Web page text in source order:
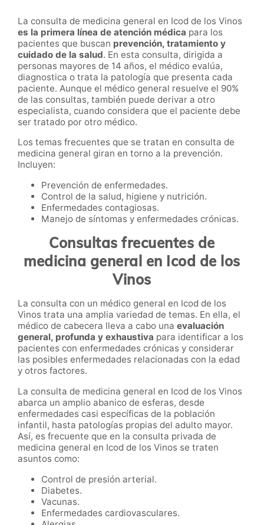
La consulta de medicina general en Icod de los Vinos
es la primera línea de atención médica para los
pacientes que buscan prevención, tratamiento y
cuidado de la salud. En esta consulta, dirigida a
personas mayores de 14 años, el médico evalúa,
diagnostica o trata la patología que presenta cada
paciente. Aunque el médico general resuelve el 90%
de las consultas, también puede derivar a otro
especialista, cuando considera que el paciente debe
ser tratado por otro médico.
Los temas frecuentes que se tratan en consulta de
medicina general giran en torno a la prevención.
Incluyen:
Prevención de enfermedades.
Control de la salud, higiene y nutrición.
Enfermedades contagiosas.
Manejo de síntomas y enfermedades crónicas.
Consultas frecuentes de
medicina general en Icod de los
Vinos
La consulta con un médico general en Icod de los
Vinos trata una amplia variedad de temas. En ella, el
médico de cabecera lleva a cabo una evaluación
general, profunda y exhaustiva para identificar a los
pacientes con enfermedades crónicas y considerar
las posibles enfermedades relacionadas con la edad
y otros factores.
La consulta de medicina general en Icod de los Vinos
abarca un amplio abanico de esferas, desde
enfermedades casi específicas de la población
infantil, hasta patologías propias del adulto mayor.
Así, es frecuente que en la consulta privada de
medicina general en Icod de los Vinos se traten
asuntos como:
Control de presión arterial.
Diabetes.
Vacunas.
Enfermedades cardiovasculares.